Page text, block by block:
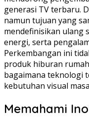
generasi TV terbaru.
namun tujuan yang
mendefinisikan ulang
energi, serta
Perkembangan ini
produk hiburan
bagaimana teknologi
kebutuhan visual
Memahami